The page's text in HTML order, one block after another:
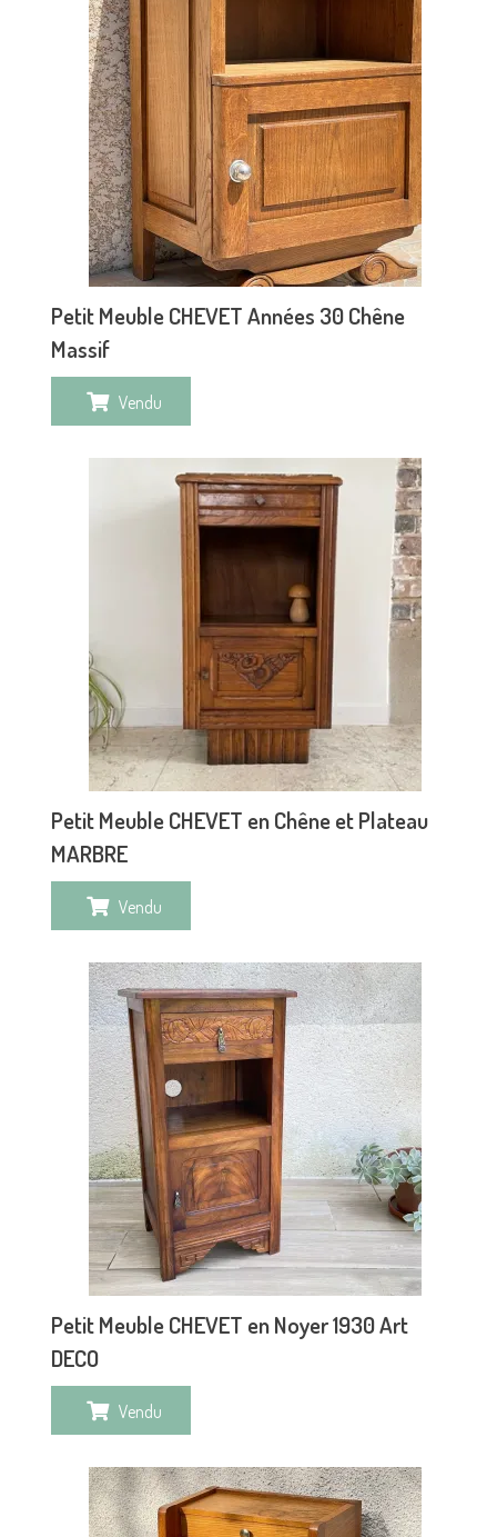
Petit Meuble CHEVET Années 30 Chêne
Massif
Vendu
Petit Meuble CHEVET en Chêne et Plateau
MARBRE
Vendu
Petit Meuble CHEVET en Noyer 1930 Art
DECO
Vendu